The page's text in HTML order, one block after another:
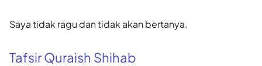
Saya tidak ragu dan tidak akan bertanya.
Tafsir Quraish Shihab